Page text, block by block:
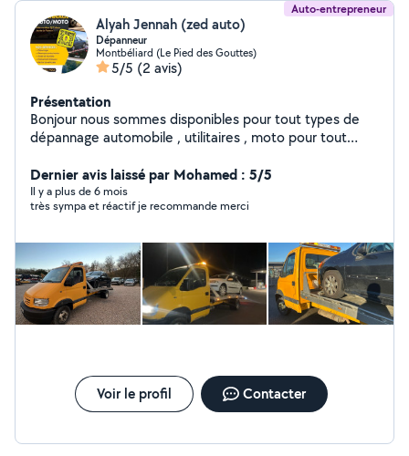
Auto-entrepreneur
Alyah Jennah (zed auto)
Dépanneur
Montbéliard (Le Pied des Gouttes)
5/5 (2 avis)
Présentation
Bonjour nous sommes disponibles pour tout types de
dépannage automobile , utilitaires , moto pour tout
Je ne peut pas répondre sur la plate-forme
Cordialement
Dernier avis laissé par Mohamed : 5/5
Il y a plus de 6 mois
très sympa et réactif je recommande merci
Voir le profil Contacter